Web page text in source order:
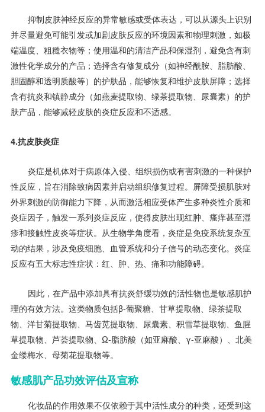
抑制皮肤神经反应的异常敏感或受体表达，可以从源头上识别
并尽量避免可能引发或加剧皮肤反应的环境因素和物理刺激，如极
端温度、粗糙衣物等；使用温和的清洁产品和保湿剂，避免含有刺
激性化学成分的产品；选择含有修复成分（如神经酰胺、脂肪酸、
胆固醇和透明质酸等）的护肤品，能够恢复和维护皮肤屏障；选择
含有抗炎和镇静成分（如燕麦提取物、绿茶提取物、尿囊素）的护
肤产品，能够减轻皮肤的炎症反应和不适感。
4.抗皮肤炎症
炎症是机体对于病原体入侵、组织损伤或有害刺激的一种保护
性反应，旨在消除致病因素并启动组织修复过程。屏障受损肌肤对
外界刺激的防御能力下降，从而激活相应受体产生多种炎性介质和
炎症因子，触发一系列炎症反应，使得皮肤出现红肿、瘙痒甚至湿
疹和接触性皮炎等症状。从生物学角度看，炎症是免疫系统复杂互
动的结果，涉及免疫细胞、血管系统和分子信号的动态变化。炎症
反应有五大标志性症状：红、肿、热、痛和功能障碍。
因此，在产品中添加具有抗炎舒缓功效的活性物也是敏感肌护
理的有效方法。这类物质包括β-葡聚糖、甘草提取物、绿茶提取
物、洋甘菊提取物、马齿苋提取物、尿囊素、积雪草提取物、鱼腥
草提取物、芦荟提取物、Ω-脂肪酸（如亚麻酸、γ-亚麻酸）、北美
金缕梅水、母菊花提取物等。
敏感肌产品功效评估及宣称
化妆品的作用效果不仅依赖于其中活性成分的种类，还受到这